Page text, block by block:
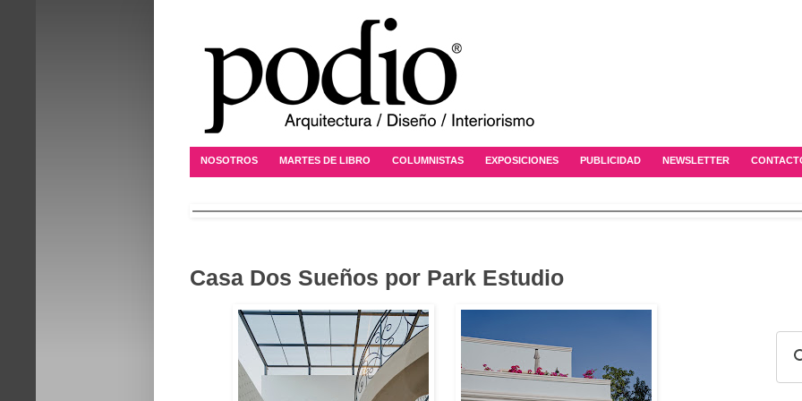
NOSOTROS MARTES DE LIBRO COLUMNISTAS EXPOSICIONES PUBLICIDAD NEWSLETTER
Casa Dos Sueños por Park Estudio